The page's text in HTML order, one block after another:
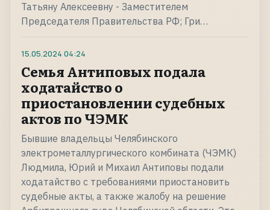
Татьяну Алексеевну - Заместителем
Председателя Правительства РФ; Гри…
15.05.2024 04:24
Семья Антиповых подала
ходатайство о
приостановлении судебных
актов по ЧЭМК
Бывшие владельцы Челябинского
электрометаллургического комбината (ЧЭМК)
Людмила, Юрий и Михаил Антиповы подали
ходатайство с требованиями приостановить
судебные акты, а также жалобу на решение